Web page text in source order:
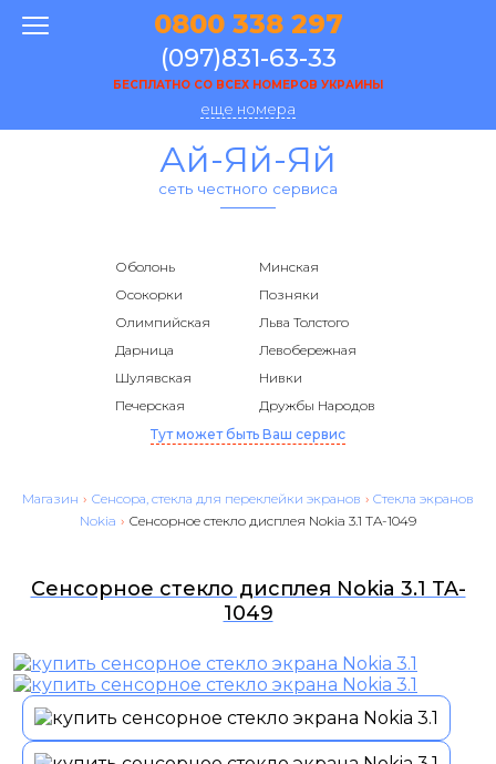
0800 338 297
(097)831-63-33
БЕСПЛАТНО СО ВСЕХ НОМЕРОВ УКРАИНЫ
еще номера
Ай-Яй-Яй
сеть честного сервиса
Оболонь
Минская
Осокорки
Позняки
Олимпийская
Льва Толстого
Дарница
Левобережная
Шулявская
Нивки
Печерская
Дружбы Народов
Тут может быть Ваш сервис
Магазин › Сенсора, стекла для переклейки экранов › Cтекла экранов
Nokia › Сенсорное стекло дисплея Nokia 3.1 TA-1049
Сенсорное стекло дисплея Nokia 3.1 TA-
1049